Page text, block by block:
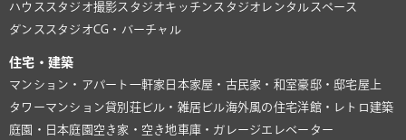
ハウススタジオ撮影スタジオキッチンスタジオ レンタルスペース
ダンススタジオCG・バーチャル
住宅・建築
マンション・アパート 一軒家 日本家屋・古民家・和室豪邸・邸宅屋上
タワーマンション貸別荘ビル・雑居ビル海外風の住宅洋館・レトロ建築
庭園・日本庭園 空き家・空き地 車庫・ガレージ エレベーター